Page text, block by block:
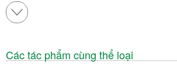
Các tác phẩm cùng thể loại